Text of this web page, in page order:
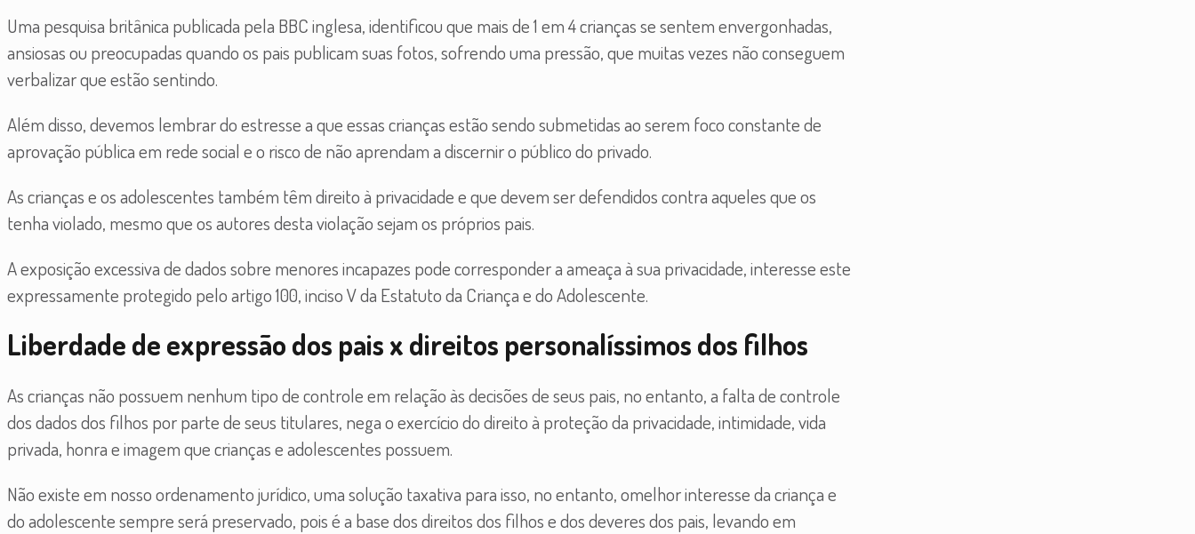
Uma pesquisa britânica publicada pela BBC inglesa, identificou que mais de 1 em 4 crianças se sentem envergonhadas,
ansiosas ou preocupadas quando os pais publicam suas fotos, sofrendo uma pressão, que muitas vezes não conseguem
verbalizar que estão sentindo.
Além disso, devemos lembrar do estresse a que essas crianças estão sendo submetidas ao serem foco constante de
aprovação pública em rede social e o risco de não aprendam a discernir o público do privado.
As crianças e os adolescentes também têm direito à privacidade e que devem ser defendidos contra aqueles que os
tenha violado, mesmo que os autores desta violação sejam os próprios pais.
A exposição excessiva de dados sobre menores incapazes pode corresponder a ameaça à sua privacidade, interesse este
expressamente protegido pelo artigo 100, inciso V da Estatuto da Criança e do Adolescente.
Liberdade de expressão dos pais x direitos personalíssimos dos filhos
As crianças não possuem nenhum tipo de controle em relação às decisões de seus pais, no entanto, a falta de controle
dos dados dos filhos por parte de seus titulares, nega o exercício do direito à proteção da privacidade, intimidade, vida
privada, honra e imagem que crianças e adolescentes possuem.
Não existe em nosso ordenamento jurídico, uma solução taxativa para isso, no entanto, omelhor interesse da criança e
do adolescente sempre será preservado, pois é a base dos direitos dos filhos e dos deveres dos pais, levando em